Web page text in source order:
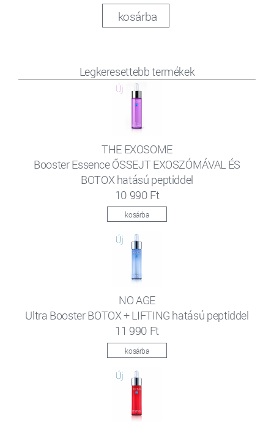
kosárba
Legkeresettebb termékek
THE EXOSOME
Booster Essence ŐSSEJT EXOSZÓMÁVAL ÉS
BOTOX hatású peptiddel
10 990 Ft
kosárba
NO AGE
Ultra Booster BOTOX + LIFTING hatású peptiddel
11 990 Ft
kosárba